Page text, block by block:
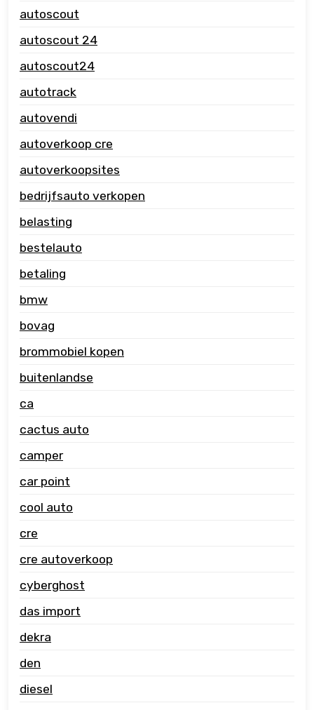
autoscout
autoscout 24
autoscout24
autotrack
autovendi
autoverkoop cre
autoverkoopsites
bedrijfsauto verkopen
belasting
bestelauto
betaling
bmw
bovag
brommobiel kopen
buitenlandse
ca
cactus auto
camper
car point
cool auto
cre
cre autoverkoop
cyberghost
das import
dekra
den
diesel